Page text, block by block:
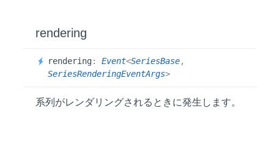
rendering
rendering: Event<SeriesBase,
SeriesRenderingEventArgs>
系列がレンダリングされるときに発生します。